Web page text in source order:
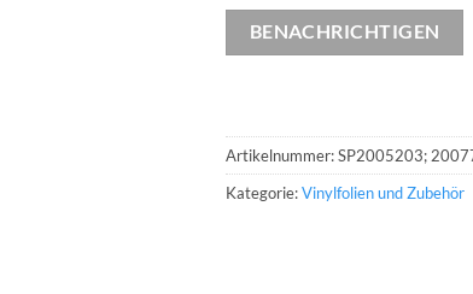
BENACHRICHTIGEN
Artikelnummer:SP2005203;
Kategorie:Vinylfolien und Zubehör